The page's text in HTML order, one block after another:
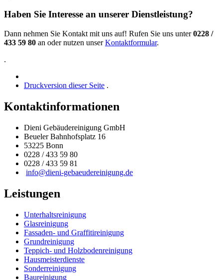
Haben Sie Interesse an unserer Dienstleistung?
Dann nehmen Sie Kontakt mit uns auf! Rufen Sie uns unter0228 /
433 59 80 an oder nutzen unserKontaktformular.
.
Druckversion dieser Seite .
Kontaktinformationen
Dieni Gebäudereinigung GmbH
Beueler Bahnhofsplatz 16
53225 Bonn
0228 / 433 59 80
0228 / 433 59 81
info@dieni-gebaeudereinigung.de
Leistungen
Unterhaltsreinigung
Glasreinigung
Fassaden- und Graffitireinigung
Grundreinigung
Teppich- und Holzbodenreinigung
Hausmeisterdienste
Sonderreinigung
Baureinigung